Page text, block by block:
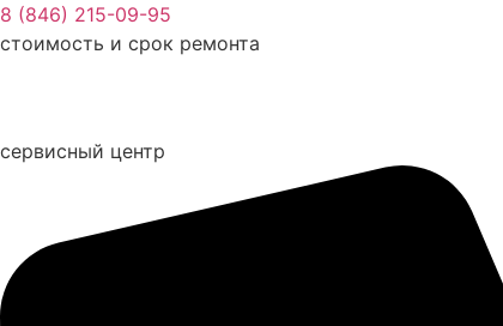
Перейти
к
8 (846) 215-09-95
стоимость и срок ремонта
сервисный центр